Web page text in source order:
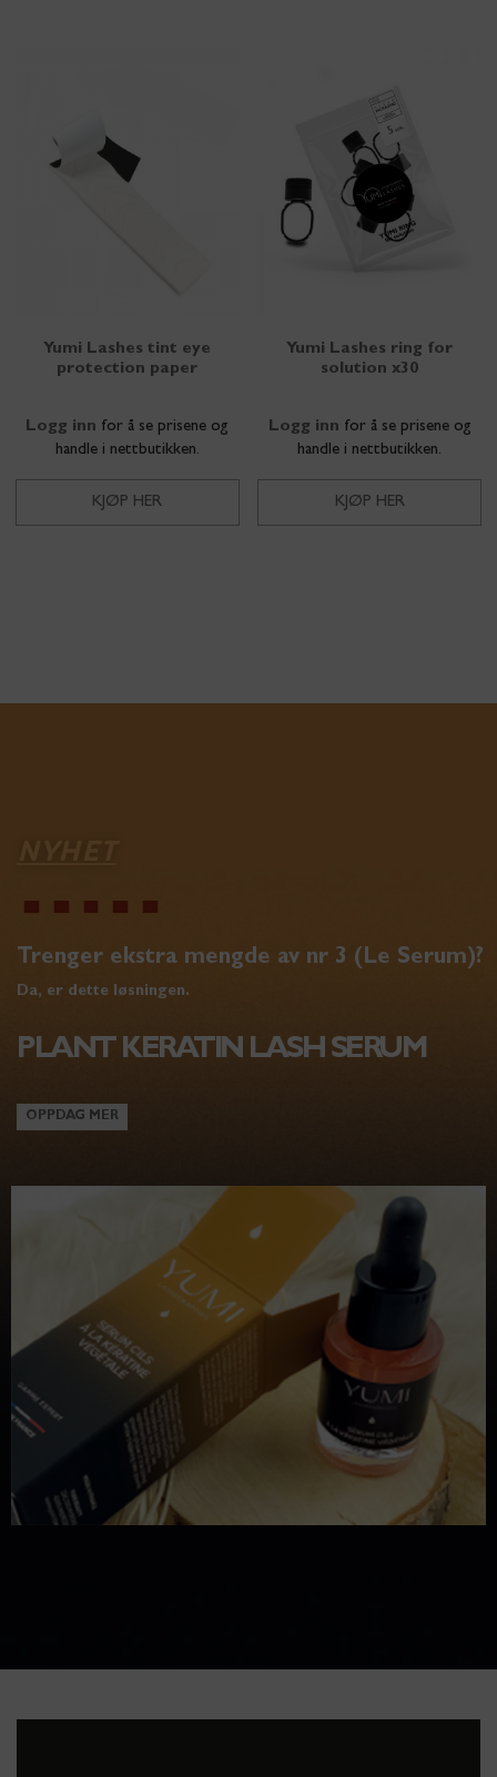
Yumi Lashes tint eye
protection paper
Logg inn for å se prisene og
handle i nettbutikken.
KJØP HER
Yumi Lashes ring for
solution x30
Logg inn for å se prisene og
handle i nettbutikken.
KJØP HER
Trenger ekstra mengde av nr 3 (Le Serum)?
Da, er dette løsningen.
PLANT KERATIN LASH SERUM
OPPDAG MER